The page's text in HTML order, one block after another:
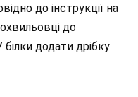
до інструкції на
до
додати дрібку